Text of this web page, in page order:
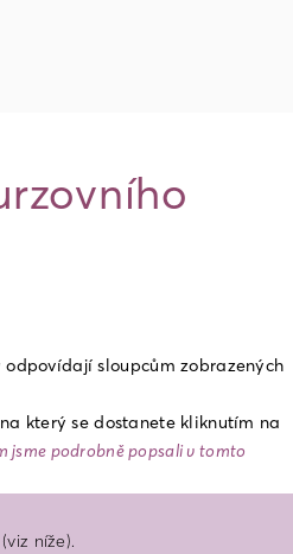
sloupcům zobrazených
který se dostanete kliknutím na
jsme podrobně popsali v tomto
níže).